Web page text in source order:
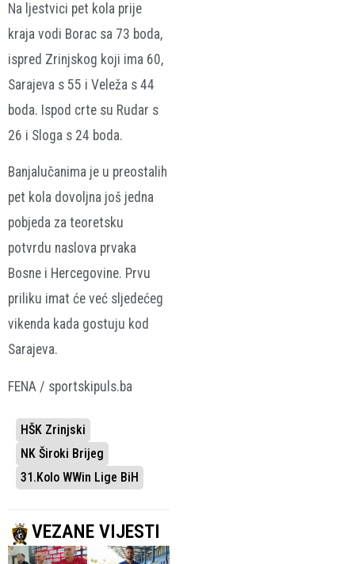
Na ljestvici pet kola prije
kraja vodi Borac sa 73 boda,
ispred Zrinjskog koji ima 60,
Sarajeva s 55 i Veleža s 44
boda. Ispod crte su Rudar s
26 i Sloga s 24 boda.
Banjalučanima je u preostalih
pet kola dovoljna još jedna
pobjeda za teoretsku
potvrdu naslova prvaka
Bosne i Hercegovine. Prvu
priliku imat će već sljedećeg
vikenda kada gostuju kod
Sarajeva.
FENA / sportskipuls.ba
HŠK Zrinjski
NK Široki Brijeg
31.kolo WWin Lige BiH
VEZANE VIJESTI